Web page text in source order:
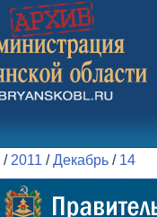
/ 2011 /Декабрь / 14